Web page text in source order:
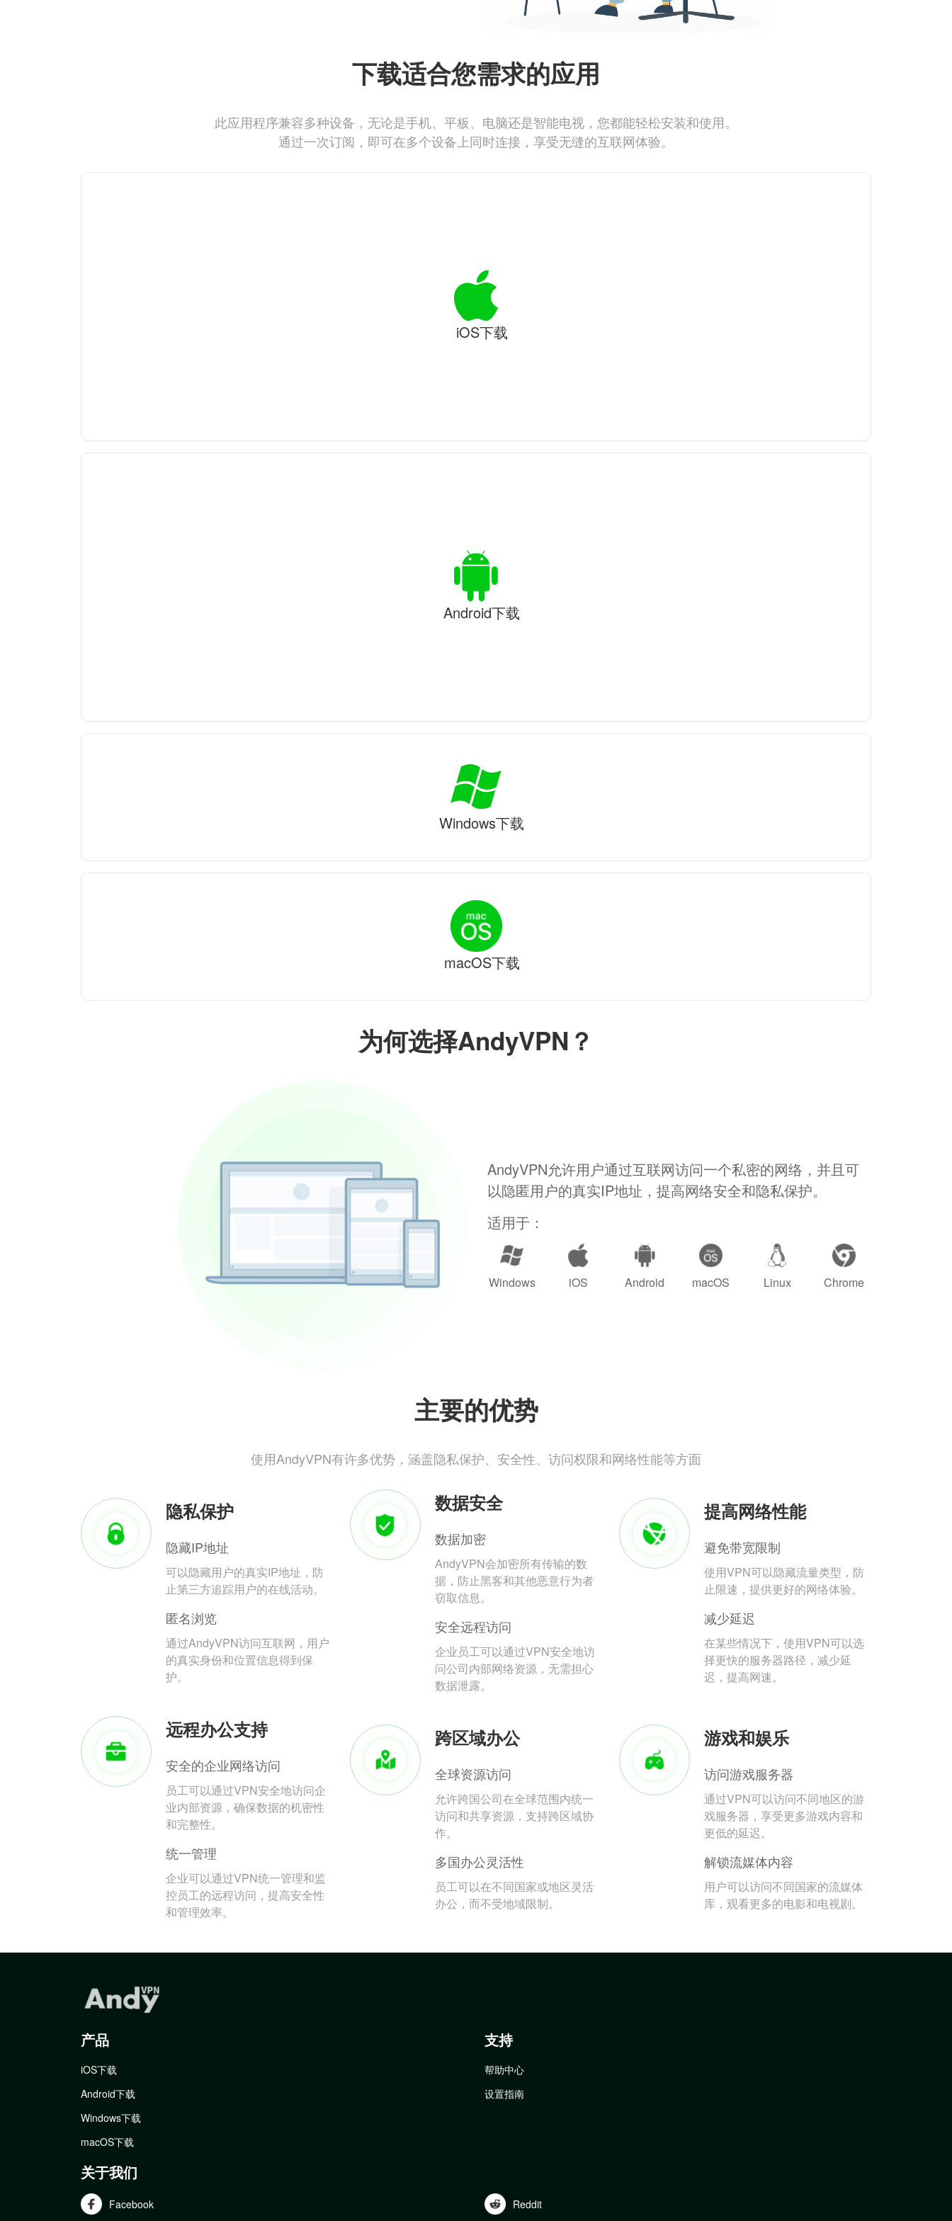
为何选择AndyVPN？
AndyVPN允许用户通过互联网访问一个私密的网络，并且可
以隐匿用户的真实IP地址，提高网络安全和隐私保护。
适用于：
Windows iOS Android macOS Linux Chrome
主要的优势
使用AndyVPN有许多优势，涵盖隐私保护、安全性、访问权限和网络性能等方面
隐私保护
隐藏IP地址
可以隐藏用户的真实IP地址，防
止第三方追踪用户的在线活动。
匿名浏览
通过AndyVPN访问互联网，用户
的真实身份和位置信息得到保
护。
数据安全
数据加密
AndyVPN会加密所有传输的数
据，防止黑客和其他恶意行为者
窃取信息。
安全远程访问
企业员工可以通过VPN安全地访
问公司内部网络资源，无需担心
数据泄露。
提高网络性能
避免带宽限制
使用VPN可以隐藏流量类型，防
止限速，提供更好的网络体验。
减少延迟
在某些情况下，使用VPN可以选
择更快的服务器路径，减少延
迟，提高网速。
远程办公支持
安全的企业网络访问
员工可以通过VPN安全地访问企
业内部资源，确保数据的机密性
和完整性。
统一管理
企业可以通过VPN统一管理和监
控员工的远程访问，提高安全性
和管理效率。
跨区域办公
全球资源访问
允许跨国公司在全球范围内统一
访问和共享资源，支持跨区域协
作。
多国办公灵活性
员工可以在不同国家或地区灵活
办公，而不受地域限制。
游戏和娱乐
访问游戏服务器
通过VPN可以访问不同地区的游
戏服务器，享受更多游戏内容和
更低的延迟。
解锁流媒体内容
用户可以访问不同国家的流媒体
库，观看更多的电影和电视剧。
下载适合您需求的应用
此应用程序兼容多种设备，无论是手机、平板、电脑还是智能电视，您都能轻松安装和使用。
通过一次订阅，即可在多个设备上同时连接，享受无缝的互联网体验。
iOS下载
Android下载
Windows下载
macOS下载
产品
iOS下载
Android下载
Windows下载
macOS下载
支持
帮助中心
设置指南
关于我们
Facebook Reddit